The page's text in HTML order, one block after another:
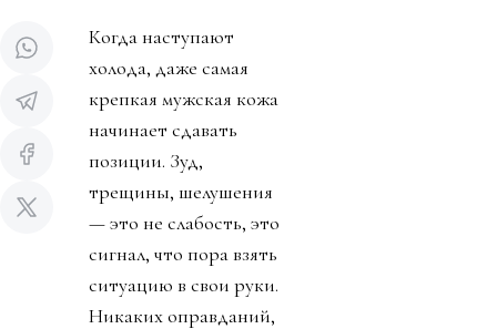
Когда наступают
холода, даже самая
крепкая мужская кожа
начинает сдавать
позиции. Зуд,
трещины, шелушения
— это не слабость, это
сигнал, что пора взять
ситуацию в свои руки.
Никаких оправданий,